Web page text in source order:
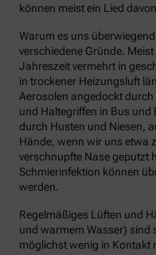
können meist ein Lied
Warum es uns
verschiedene Gründe.
Jahreszeit vermehrt in
in trockener Heizungsluft
Aerosolen angedockt
und Haltegriffen in Bus und
durch Husten und Niesen,
Hände, wenn wir uns etwa
verschnupfte Nase geputzt
Schmierinfektion können
werden.
Regelmäßiges Lüften und
und warmem Wasser) sind
möglichst wenig in Kontakt